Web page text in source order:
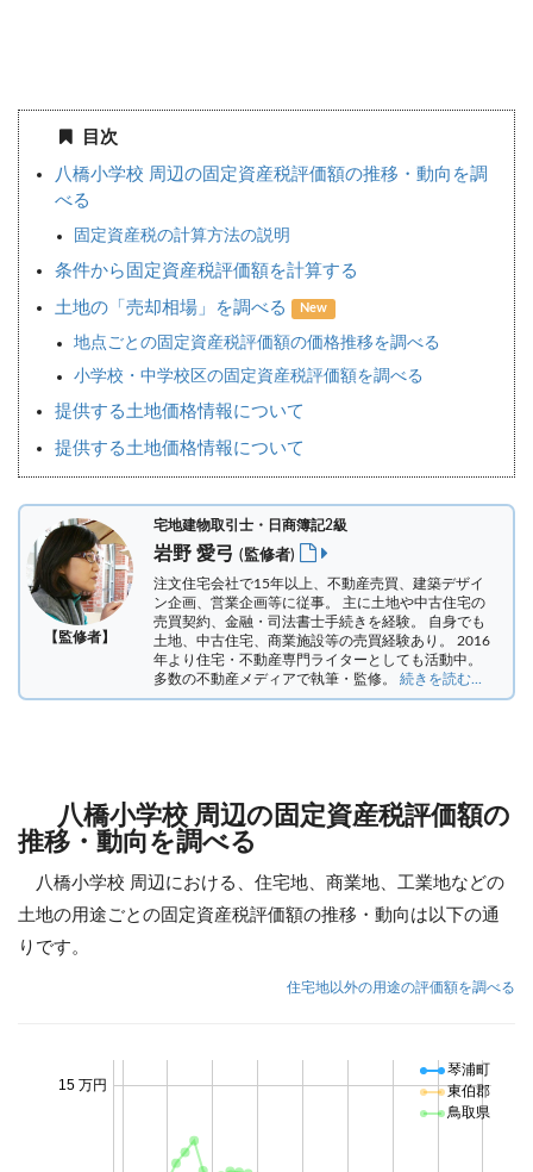
目次
八橋小学校 周辺の固定資産税評価額の推移・動向を調
べる
固定資産税の計算方法の説明
条件から固定資産税評価額を計算する
土地の「売却相場」を調べる New
地点ごとの固定資産税評価額の価格推移を調べる
小学校・中学校区の固定資産税評価額を調べる
提供する土地価格情報について
提供する土地価格情報について
【監修者】
宅地建物取引士・日商簿記2級
岩野 愛弓 (監修者)
注文住宅会社で15年以上、不動産売買、建築デザイ
ン企画、営業企画等に従事。 主に土地や中古住宅の
売買契約、金融・司法書士手続きを経験。 自身でも
土地、中古住宅、商業施設等の売買経験あり。 2016
年より住宅・不動産専門ライターとしても活動中。
多数の不動産メディアで執筆・監修。 続きを読む...
八橋小学校 周辺の固定資産税評価額の
推移・動向を調べる
八橋小学校 周辺における、住宅地、商業地、工業地などの
土地の用途ごとの固定資産税評価額の推移・動向は以下の通
りです。
住宅地以外の用途の評価額を調べる
15 万円
琴浦町
東伯郡
鳥取県